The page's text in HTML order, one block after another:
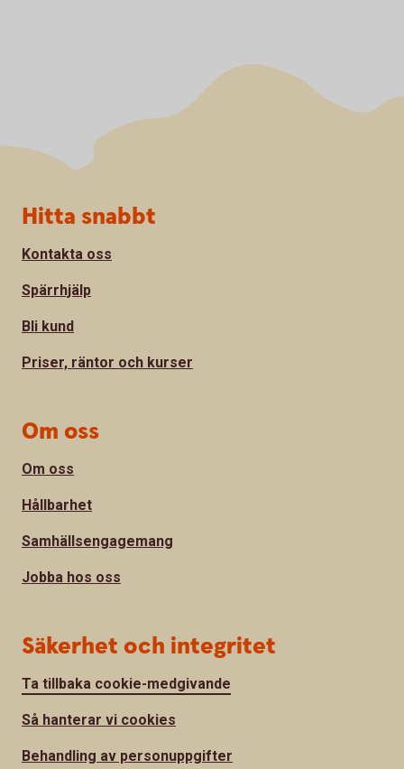
Sidfot
Hitta snabbt
Kontakta oss
Spärrhjälp
Bli kund
Priser, räntor och kurser
Om oss
Om oss
Hållbarhet
Samhällsengagemang
Jobba hos oss
Säkerhet och integritet
Ta tillbaka cookie-medgivande
Så hanterar vi cookies
Behandling av personuppgifter